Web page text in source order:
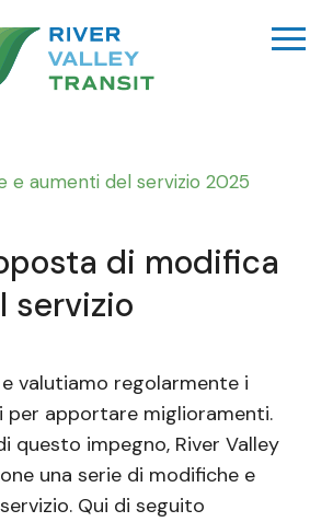
e aumenti del servizio 2025
di modifica
servizio
valutiamo regolarmente i
per apportare miglioramenti.
questo impegno, River Valley
una serie di modifiche e
Qui di seguito